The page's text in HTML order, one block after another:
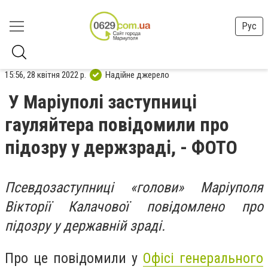
Рус
15:56, 28 квітня 2022 р. Надійне джерело
У Маріуполі заступниці
гауляйтера повідомили про
підозру у держзраді, - ФОТО
Псевдозаступниці «голови» Маріуполя
Вікторії Калачової повідомлено про
підозру у державній зраді.
Про це повідомили у Офісі генерального